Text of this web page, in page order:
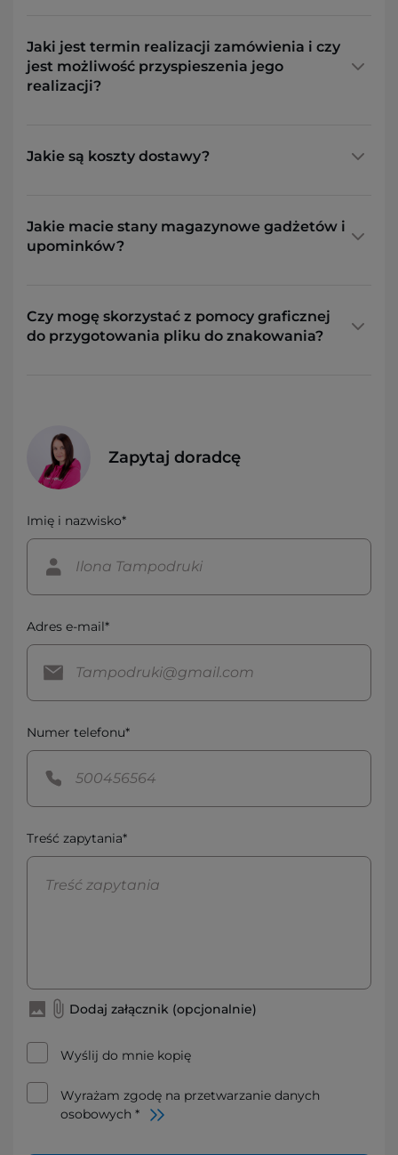
Jaki jest termin realizacji zamówienia i czy
jest możliwość przyspieszenia jego
realizacji?
Jakie są koszty dostawy?
Jakie macie stany magazynowe gadżetów i
upominków?
Czy mogę skorzystać z pomocy graficznej
do przygotowania pliku do znakowania?
Zapytaj doradcę
Imię i nazwisko*
Adres e-mail*
Numer telefonu*
Treść zapytania*
Dodaj załącznik (opcjonalnie)
Wyślij do mnie kopię
Wyrażam zgodę na przetwarzanie danych
osobowych *